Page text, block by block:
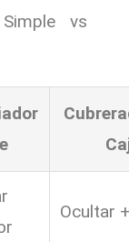
Simple vs
Ocultar